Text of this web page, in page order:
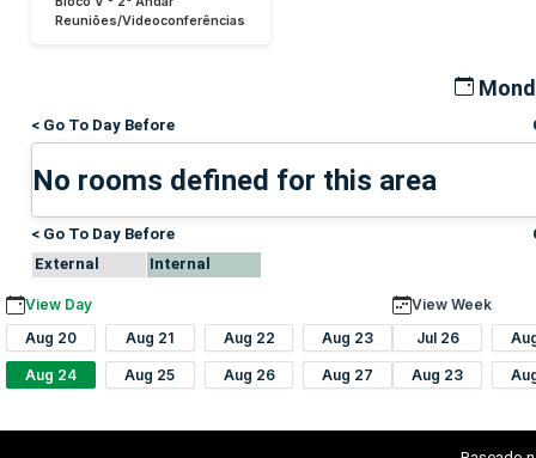
Reuniões/Videoconferências
< Go To Day Before
No rooms defined for this area
< Go To Day Before
External
Internal
View Day
Aug 20
Aug 21 Aug 22 Aug 23
Aug 24 Aug 25 Aug 26 Aug 27
View Week
Jul 26
Aug 23